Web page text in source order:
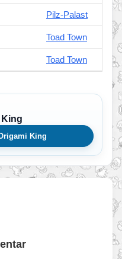
Pilz-Palast
Toad Town
Toad Town
King
King